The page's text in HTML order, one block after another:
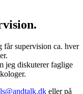
får supervision ca. hver
jeg diskuterer faglige
eller på